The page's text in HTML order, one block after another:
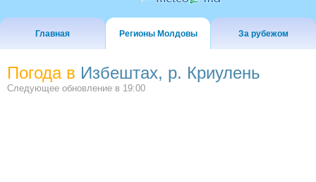
Главная Регионы Молдовы За рубежом
Погода в Избештах, р. Криулень
Следующее обновление в 19:00